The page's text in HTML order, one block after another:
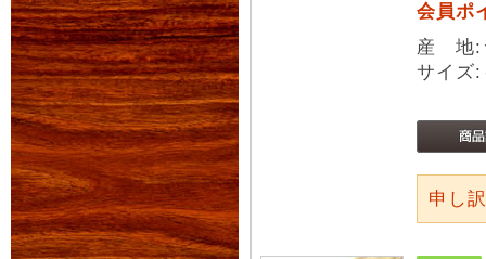
会員ポ
産 地:
サイ
申し